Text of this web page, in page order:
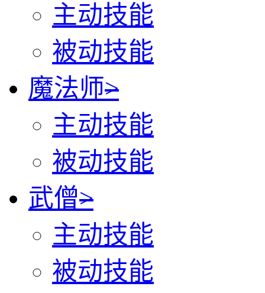
主动技能
被动技能
魔法师>
主动技能
被动技能
武僧>
主动技能
被动技能